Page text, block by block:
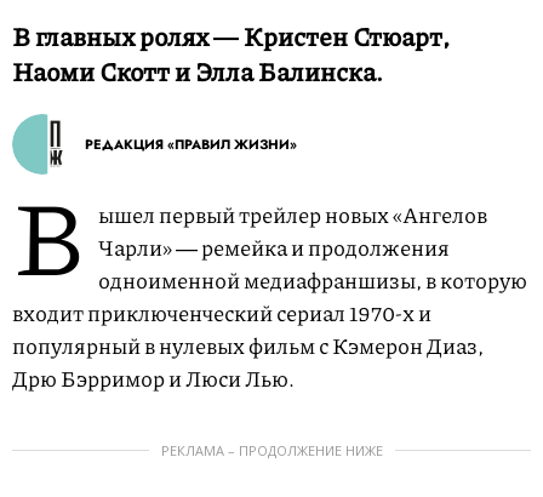
В главных ролях ― Кристен Стюарт,
Наоми Скотт и Элла Балинска.
РЕДАКЦИЯ «ПРАВИЛ ЖИЗНИ»
В ышел первый трейлер новых «Ангелов
Чарли» ― ремейка и продолжения
одноименной медиафраншизы, в которую
входит приключенческий сериал 1970-х и
популярный в нулевых фильм с Кэмерон Диаз,
Дрю Бэрримор и Люси Лью.
РЕКЛАМА – ПРОДОЛЖЕНИЕ НИЖЕ